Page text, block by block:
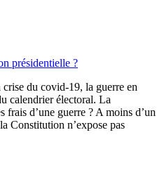
présidentielle ?
crise du covid-19, la guerre en
calendrier électoral. La
d’une guerre ? A moins d’un
Constitution n’expose pas